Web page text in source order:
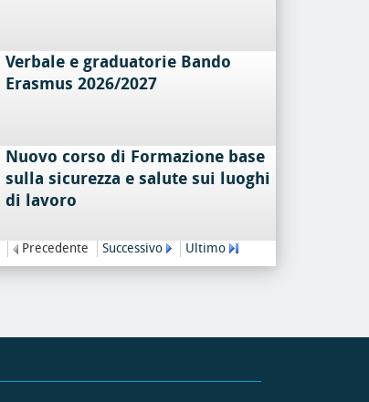
Verbale e graduatorie Bando
Erasmus 2026/2027
Nuovo corso di Formazione base
sulla sicurezza e salute sui luoghi
di lavoro
Precedente Successivo Ultimo